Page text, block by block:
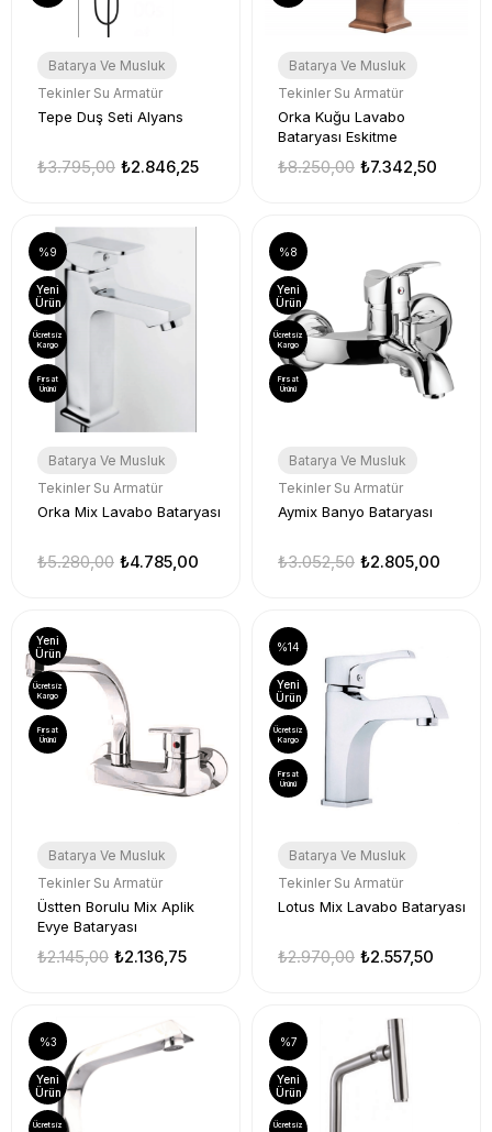
Batarya Ve Musluk
Tekinler Su Armatür
Tepe Duş Seti Alyans
₺2.846,25
₺3.795,00
Batarya Ve Musluk
Tekinler Su Armatür
Orka Kuğu Lavabo
Bataryası Eskitme
₺7.342,50
₺8.250,00
Batarya Ve Musluk
Tekinler Su Armatür
Orka Mix Lavabo Bataryası
₺4.785,00
₺5.280,00
%9
Yeni
Ürün
Ücretsiz
Kargo
Fırsat
Ürünü
Batarya Ve Musluk
Tekinler Su Armatür
Aymix Banyo Bataryası
₺2.805,00
₺3.052,50
%8
Yeni
Ürün
Ücretsiz
Kargo
Fırsat
Ürünü
Batarya Ve Musluk
Tekinler Su Armatür
Üstten Borulu Mix Aplik
Evye Bataryası
₺2.136,75
₺2.145,00
Yeni
Ürün
Ücretsiz
Kargo
Fırsat
Ürünü
Batarya Ve Musluk
Tekinler Su Armatür
Lotus Mix Lavabo Bataryası
₺2.557,50
₺2.970,00
%14
Yeni
Ürün
Ücretsiz
Kargo
Fırsat
Ürünü
%3
Yeni
Ürün
Ücretsiz
%7
Yeni
Ürün
Ücretsiz